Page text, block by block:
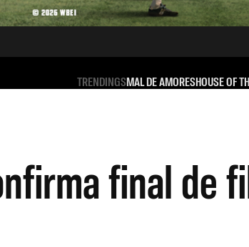
TRENDINGSMAL DE AMORESHOUSE OF
final de